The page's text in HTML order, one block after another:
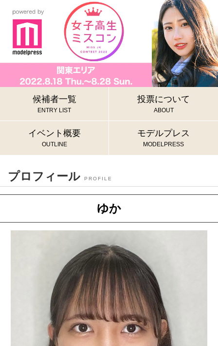
候補者一覧
ENTRY LIST
投票について
ABOUT
イベント概要
OUTLINE
モデルプレス
MODELPRESS
プロフィール PROFILE
ゆか